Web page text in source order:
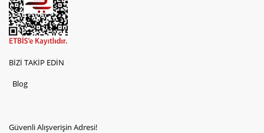
BİZİ TAKİP EDİN
Blog
Güvenli Alışverişin Adresi!